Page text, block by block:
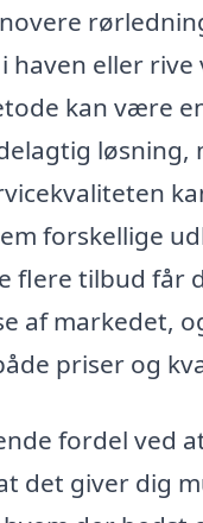
haven eller
kan være
løsning,
forskellige
flere tilbud får
af markedet,
priser og
fordel ved
det giver dig